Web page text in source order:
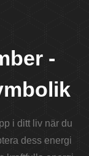
-
i ditt liv när du
dess energi